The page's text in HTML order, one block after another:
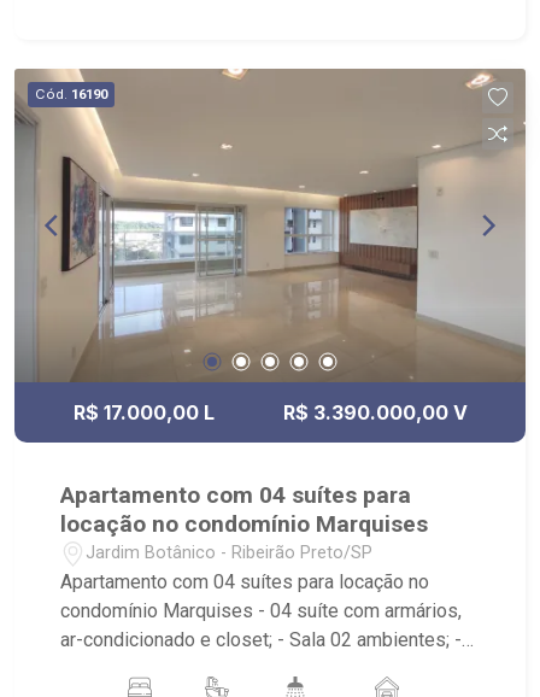
Parque Uber Sul, próximo ao supermercado
Pague Menos e ao Ribeirão Shopping;
Cód. 16190
R$ 17.000,00 L R$ 3.390.000,00 V
Apartamento com 04 suítes para
locação no condomínio Marquises
Jardim Botânico - Ribeirão Preto/SP
Apartamento com 04 suítes para locação no
condomínio Marquises - 04 suíte com armários,
ar-condicionado e closet; - Sala 02 ambientes; -